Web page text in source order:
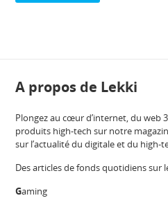
A propos de Lekki
Plongez au cœur d’internet, du web
produits high-tech sur notre
sur l’actualité du digitale et du high-
Des articles de fonds quotidiens sur
Gaming